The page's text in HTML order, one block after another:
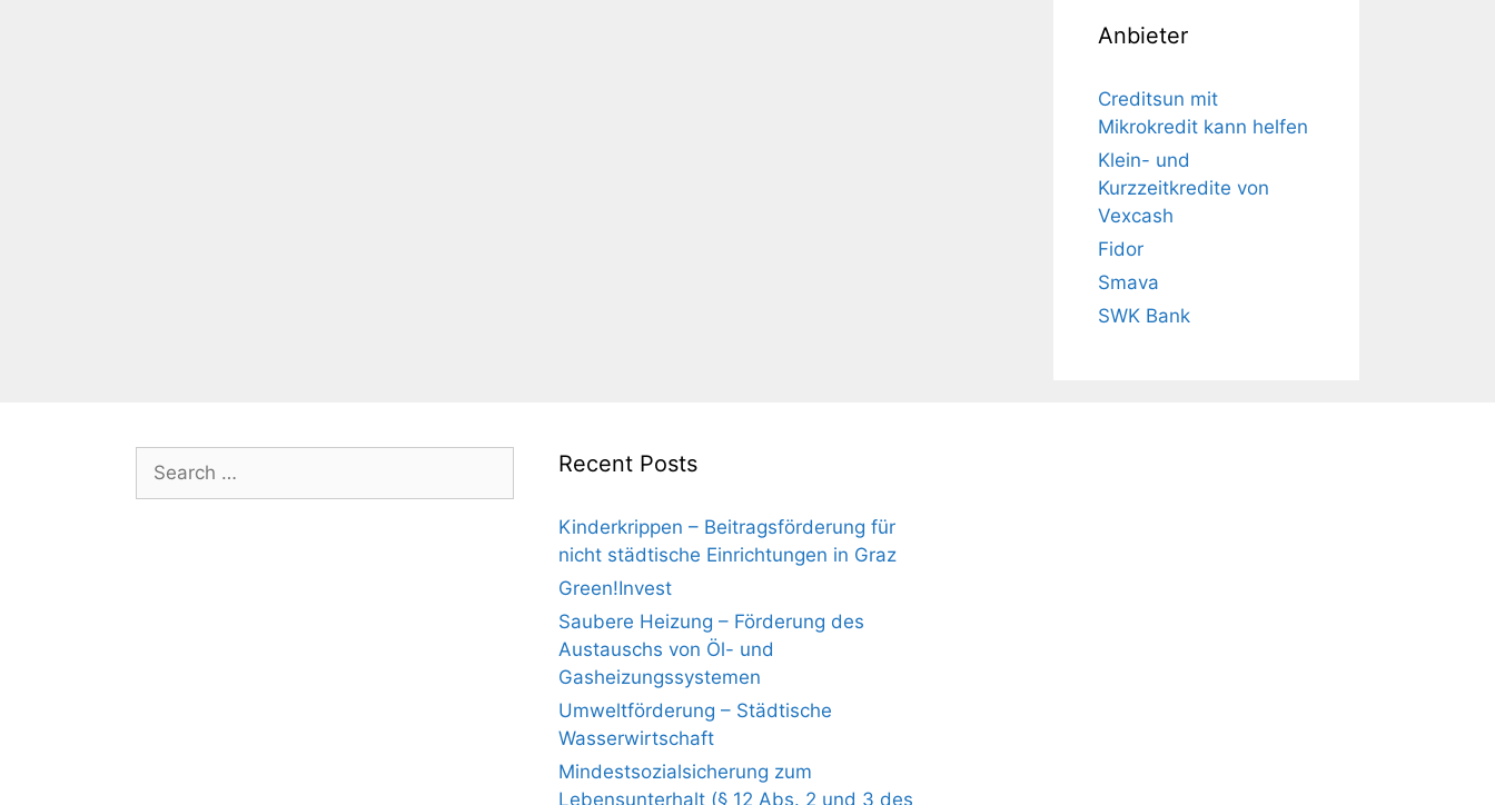
Anbieter
Creditsun mit
Mikrokredit kann helfen
Klein- und
Kurzzeitkredite von
Vexcash
Fidor
Smava
SWK Bank
Search
for:
Recent Posts
Kinderkrippen – Beitragsförderung für
nicht städtische Einrichtungen in Graz
Green!Invest
Saubere Heizung – Förderung des
Austauschs von Öl- und
Gasheizungssystemen
Umweltförderung – Städtische
Wasserwirtschaft
Mindestsozialsicherung zum
Lebensunterhalt (§ 12 Abs. 2 und 3 des